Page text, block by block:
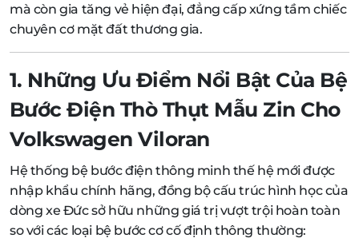
mà còn gia tăng vẻ hiện đại, đẳng cấp xứng tầm chiếc
chuyên cơ mặt đất thương gia.
1. Những Ưu Điểm Nổi Bật Của Bệ
Bước Điện Thò Thụt Mẫu Zin Cho
Volkswagen Viloran
Hệ thống bệ bước điện thông minh thế hệ mới được
nhập khẩu chính hãng, đồng bộ cấu trúc hình học của
dòng xe Đức sở hữu những giá trị vượt trội hoàn toàn
so với các loại bệ bước cơ cố định thông thường: